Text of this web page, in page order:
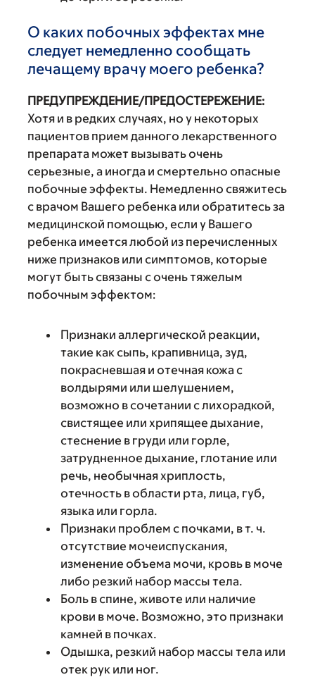
О каких побочных эффектах мне
следует немедленно сообщать
лечащему врачу моего ребенка?
ПРЕДУПРЕЖДЕНИЕ/ПРЕДОСТЕРЕЖЕНИЕ:
Хотя и в редких случаях, но у некоторых
пациентов прием данного лекарственного
препарата может вызывать очень
серьезные, а иногда и смертельно опасные
побочные эффекты. Немедленно свяжитесь
с врачом Вашего ребенка или обратитесь за
медицинской помощью, если у Вашего
ребенка имеется любой из перечисленных
ниже признаков или симптомов, которые
могут быть связаны с очень тяжелым
побочным эффектом:
Признаки аллергической реакции,
такие как сыпь, крапивница, зуд,
покрасневшая и отечная кожа с
волдырями или шелушением,
возможно в сочетании с лихорадкой,
свистящее или хрипящее дыхание,
стеснение в груди или горле,
затрудненное дыхание, глотание или
речь, необычная хриплость,
отечность в области рта, лица, губ,
языка или горла.
Признаки проблем с почками, в т. ч.
отсутствие мочеиспускания,
изменение объема мочи, кровь в моче
либо резкий набор массы тела.
Боль в спине, животе или наличие
крови в моче. Возможно, это признаки
камней в почках.
Одышка, резкий набор массы тела или
отек рук или ног.